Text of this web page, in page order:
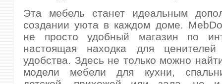
Эта мебель станет идеальным
создании уюта в каждом доме.
не просто удобный магазин по
настоящая находка для
удобства. Здесь не только можно
модели мебели для кухни,